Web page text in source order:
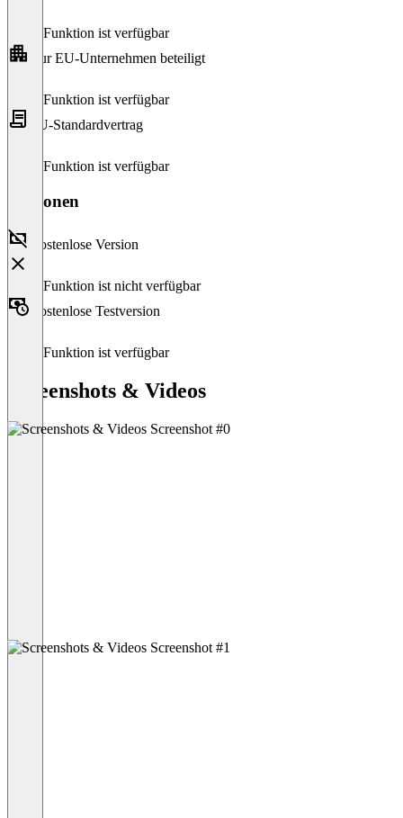
Diese Funktion ist verfügbar
Nur EU-Unternehmen beteiligt
Diese Funktion ist verfügbar
EU-Standardvertrag
Diese Funktion ist verfügbar
Versionen
Kostenlose Version
Diese Funktion ist nicht verfügbar
Kostenlose Testversion
Diese Funktion ist verfügbar
Screenshots & Videos